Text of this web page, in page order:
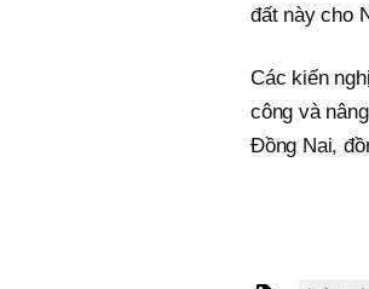
đất này cho
Các kiến
công và
Đồng Nai,